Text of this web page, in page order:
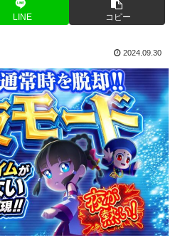
LINE コピー
2024.09.30